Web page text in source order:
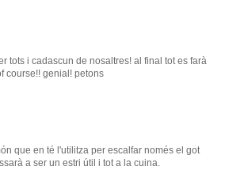
tots i cadascun de nosaltres! al final tot es farà
course!! genial! petons
que en té l'utilitza per escalfar només el got
a ser un estri útil i tot a la cuina.